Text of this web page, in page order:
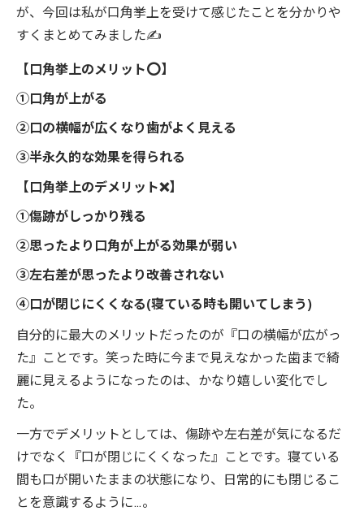
が、今回は私が口角挙上を受けて感じたことを分かりや
すくまとめてみました✍️
【口角挙上のメリット⭕️】
①口角が上がる
②口の横幅が広くなり歯がよく見える
③半永久的な効果を得られる
【口角挙上のデメリット❌】
①傷跡がしっかり残る
②思ったより口角が上がる効果が弱い
③左右差が思ったより改善されない
④口が閉じにくくなる(寝ている時も開いてしまう)
自分的に最大のメリットだったのが『口の横幅が広がっ
た』ことです。笑った時に今まで見えなかった歯まで綺
麗に見えるようになったのは、かなり嬉しい変化でし
た。
一方でデメリットとしては、傷跡や左右差が気になるだ
けでなく『口が閉じにくくなった』ことです。寝ている
間も口が開いたままの状態になり、日常的にも閉じるこ
とを意識するように…。